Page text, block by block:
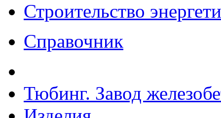
Строительство
Справочник
Тюбинг. Завод